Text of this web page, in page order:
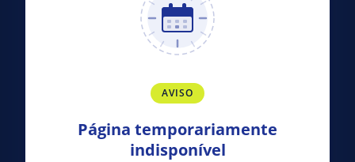
AVISO
Página temporariamente
indisponível